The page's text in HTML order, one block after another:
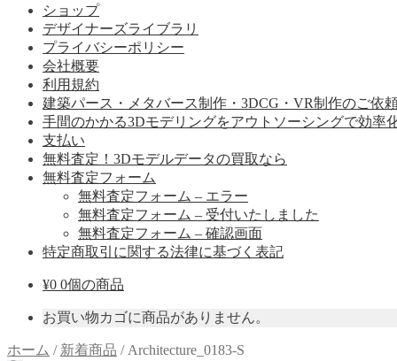
ショップ
デザイナーズライブラリ
プライバシーポリシー
会社概要
利用規約
建築パース・メタバース制作・3DCG・VR制作のご依
手間のかかる3Dモデリングをアウトソーシングで効率
支払い
無料査定！3Dモデルデータの買取なら
無料査定フォーム
無料査定フォーム – エラー
無料査定フォーム – 受付いたしました
無料査定フォーム – 確認画面
特定商取引に関する法律に基づく表記
¥0 0個の商品
お買い物カゴに商品がありません。
ホーム / 新着商品 / Architecture_0183-S